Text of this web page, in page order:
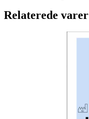
Relaterede varer